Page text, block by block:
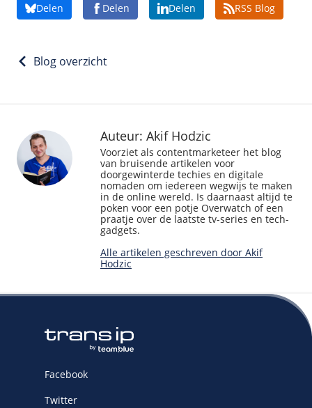
Delen Delen Delen RSS Blog
Blog overzicht
Auteur: Akif Hodzic
Voorziet als contentmarketeer het blog
van bruisende artikelen voor
doorgewinterde techies en digitale
nomaden om iedereen wegwijs te maken
in de online wereld. Is daarnaast altijd te
poken voor een potje Overwatch of een
praatje over de laatste tv-series en tech-
gadgets.
Alle artikelen geschreven door Akif
Hodzic
Facebook
Twitter